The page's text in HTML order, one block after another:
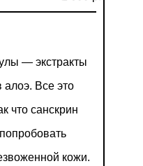
— экстракты
алоэ. Все это
что санскрин
кожи.